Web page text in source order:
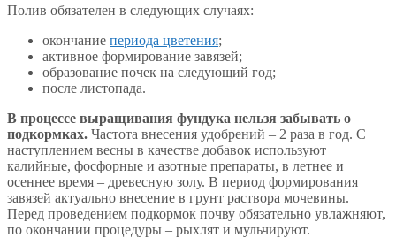
Полив обязателен в следующих случаях:
окончание периода цветения;
активное формирование завязей;
образование почек на следующий год;
после листопада.
В процессе выращивания фундука нельзя забывать о
подкормках. Частота внесения удобрений – 2 раза в год. С
наступлением весны в качестве добавок используют
калийные, фосфорные и азотные препараты, в летнее и
осеннее время – древесную золу. В период формирования
завязей актуально внесение в грунт раствора мочевины.
Перед проведением подкормок почву обязательно увлажняют,
по окончании процедуры – рыхлят и мульчируют.